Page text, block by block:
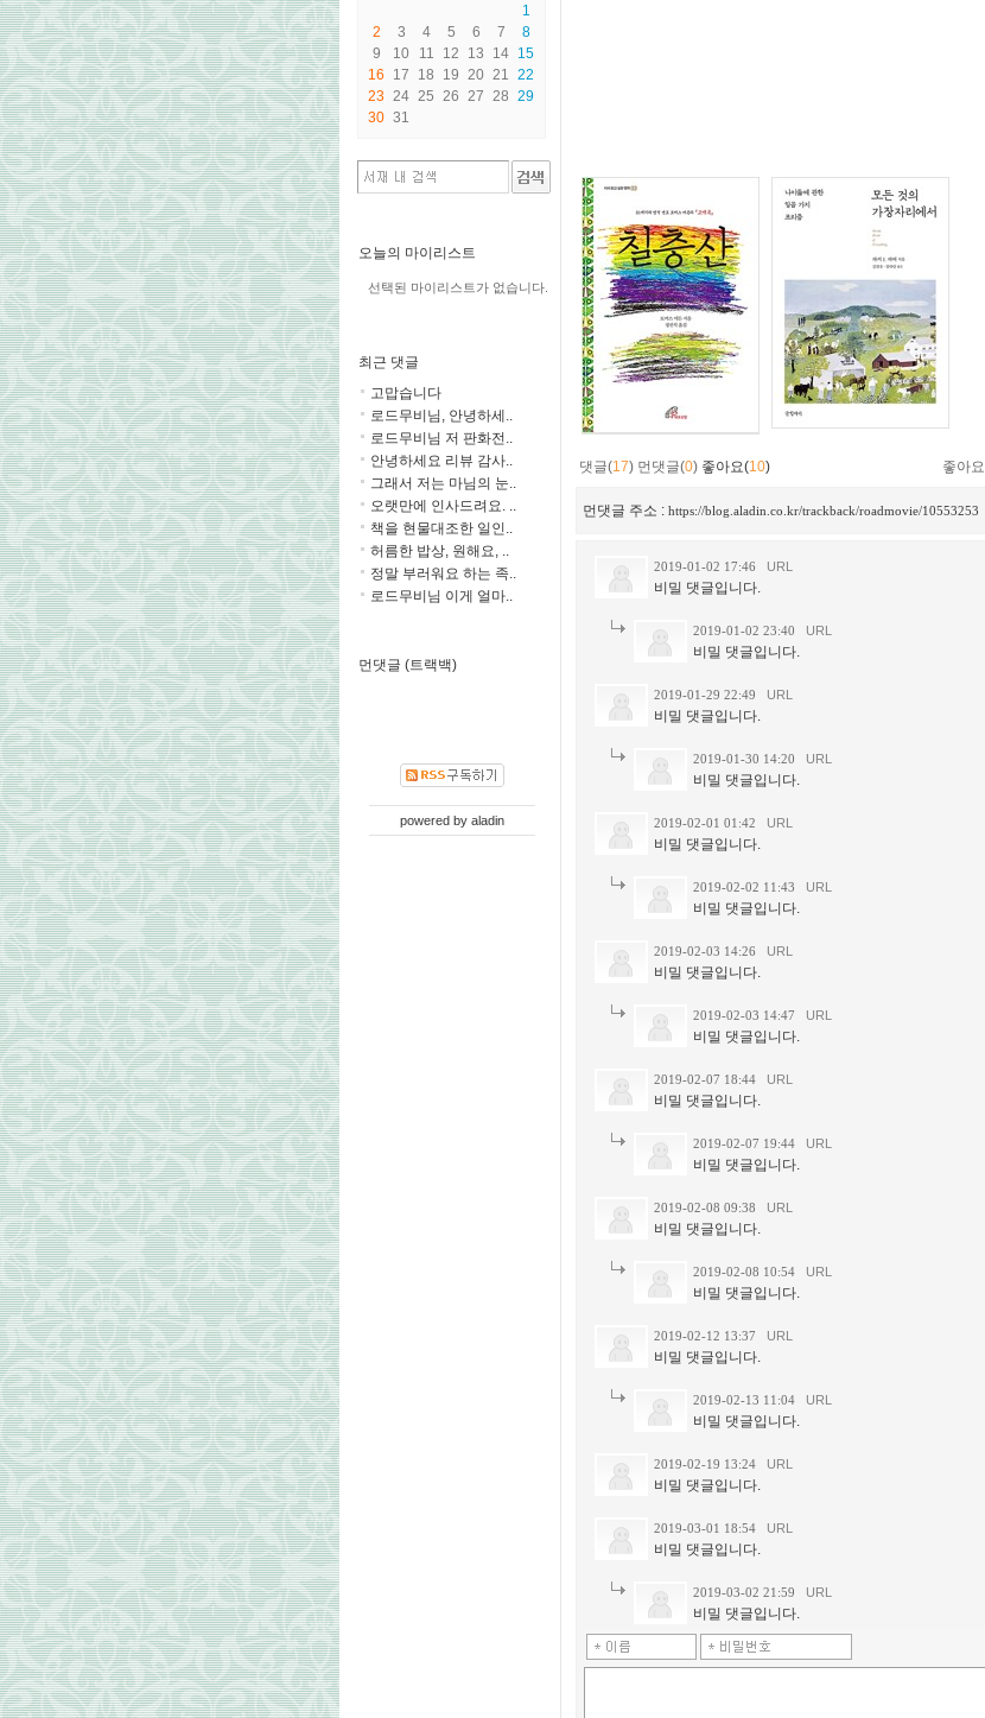
1
2
3 4 5 6 7
8
9
10 11 12 13 14 15
16
17 18 19 20 21 22
23 24 25 26 27 28 29
30 31
오늘의 마이리스트
선택된 마이리스트가 없습니다.
최근 댓글
고맙습니다
로드무비님, 안녕하세..
로드무비님 저 판화전..
안녕하세요 리뷰 감사..
그래서 저는 마님의 눈..
오랫만에 인사드려요. ..
책을 현물대조한 일인..
허름한 밥상, 원해요, ..
정말 부러워요 하는 족..
로드무비님 이게 얼마..
먼댓글 (트랙백)
powered by aladin
댓글(17) 먼댓글(0) 좋아요(10) 좋아요
먼댓글 주소 : https://blog.aladin.co.kr/trackback/roadmovie/10553253
2019-01-02 17:46 URL
비밀 댓글입니다.
2019-01-02 23:40 URL
비밀 댓글입니다.
2019-01-29 22:49 URL
비밀 댓글입니다.
2019-01-30 14:20 URL
비밀 댓글입니다.
2019-02-01 01:42 URL
비밀 댓글입니다.
2019-02-02 11:43 URL
비밀 댓글입니다.
2019-02-03 14:26 URL
비밀 댓글입니다.
2019-02-03 14:47 URL
비밀 댓글입니다.
2019-02-07 18:44 URL
비밀 댓글입니다.
2019-02-07 19:44 URL
비밀 댓글입니다.
2019-02-08 09:38 URL
비밀 댓글입니다.
2019-02-08 10:54 URL
비밀 댓글입니다.
2019-02-12 13:37 URL
비밀 댓글입니다.
2019-02-13 11:04 URL
비밀 댓글입니다.
2019-02-19 13:24 URL
비밀 댓글입니다.
2019-03-01 18:54 URL
비밀 댓글입니다.
2019-03-02 21:59 URL
비밀 댓글입니다.